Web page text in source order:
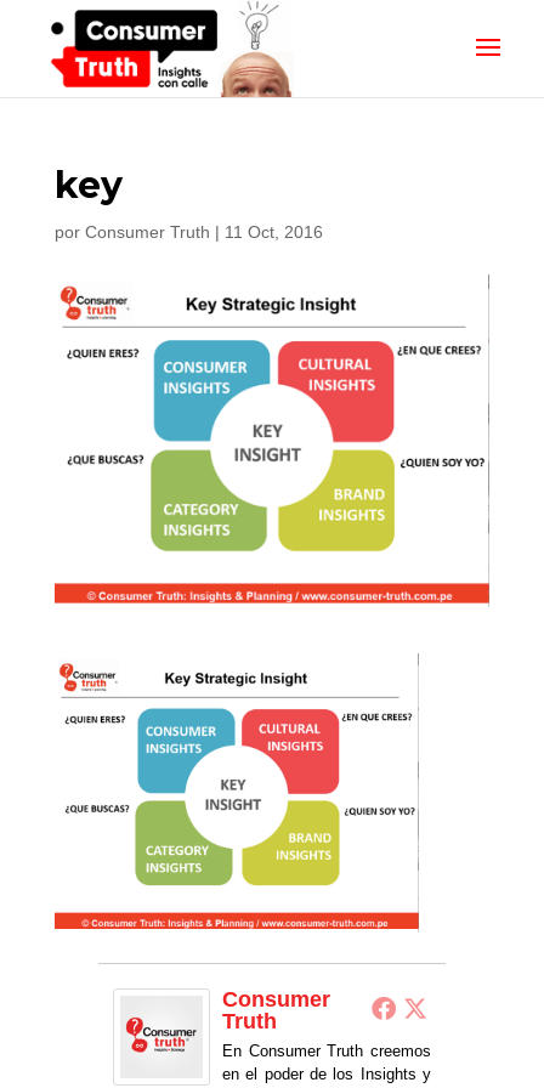
key
por Consumer Truth | 11 Oct, 2016
Consumer
Truth
En Consumer Truth creemos
en el poder de los Insights y